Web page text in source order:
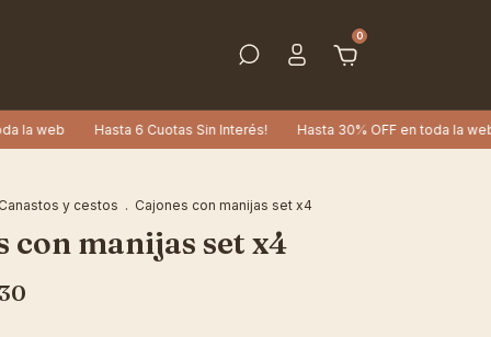
0
Hasta 6 Cuotas Sin Interés! Hasta 30% OFF en toda la web
y cestos . Cajones con manijas set x4
con manijas set x4